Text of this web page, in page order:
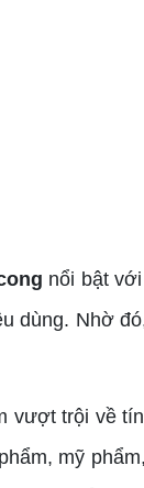
nổi bật
dùng. Nhờ
vượt trội về
mỹ